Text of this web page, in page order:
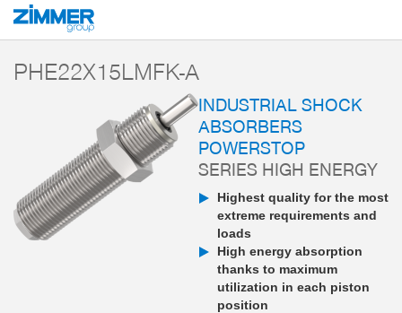
Start Products
PHE22X15LMFK-A
INDUSTRIAL SHOCK
ABSORBERS
POWERSTOP
SERIES HIGH ENERGY
Highest quality for the most
extreme requirements and
loads
High energy absorption
thanks to maximum
utilization in each piston
position